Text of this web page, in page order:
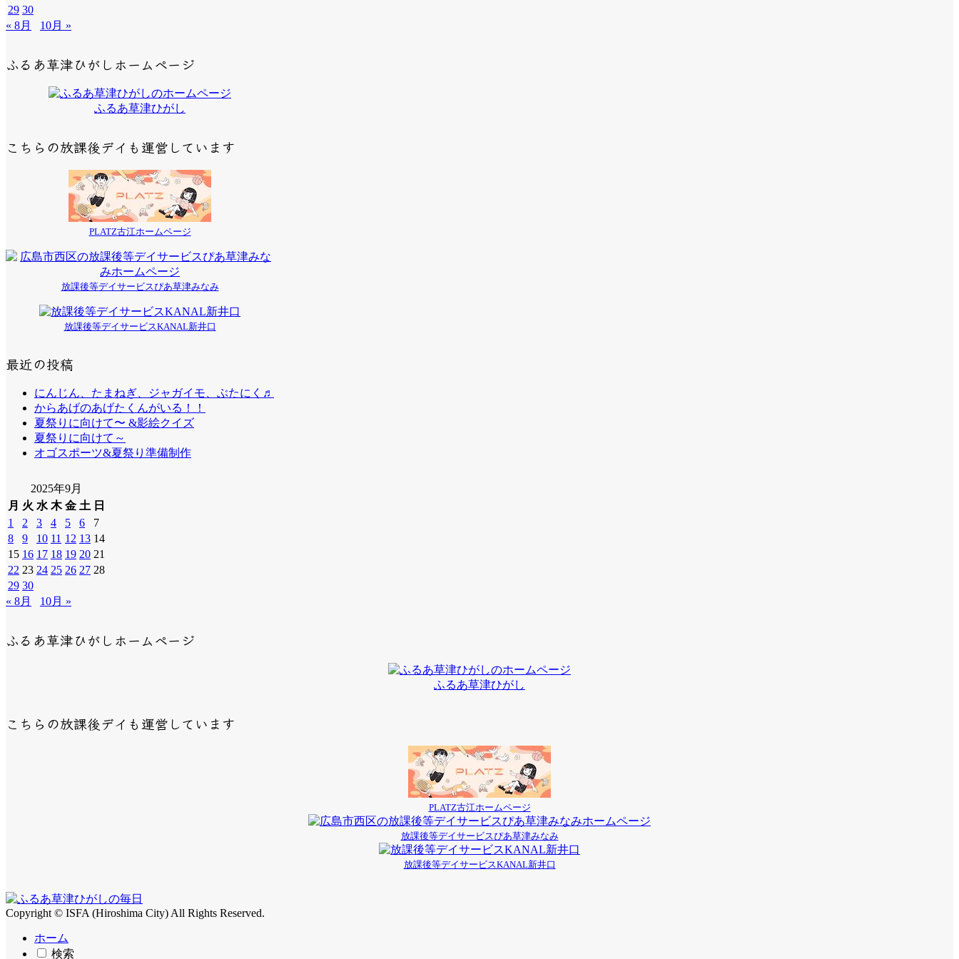
29 30
« 8月
10月 »
ふるあ草津ひがしホームページ
ふるあ草津ひがし
こちらの放課後デイも運営しています
PLATZ古江ホームページ
放課後等デイサービスぴあ草津みなみ
放課後等デイサービスKANAL新井口
最近の投稿
にんじん、たまねぎ、ジャガイモ、ぶたにく♬
からあげのあげたくんがいる！！
夏祭りに向けて〜 &影絵クイズ
夏祭りに向けて～
オゴスポーツ&夏祭り準備制作
2025年9月
月 火 水 木 金 土 日
1
2 3 4 5 6
7
8
9 10 11 12 13 14
15 16 17 18 19 20 21
22 23 24 25 26 27 28
29 30
« 8月
10月 »
ふるあ草津ひがしホームページ
ふるあ草津ひがし
こちらの放課後デイも運営しています
PLATZ古江ホームページ
放課後等デイサービスぴあ草津みなみ
放課後等デイサービスKANAL新井口
Copyright © ISFA (Hiroshima City) All Rights Reserved.
ホーム
検索